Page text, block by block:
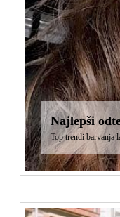
Najlepši
Top trendi barvanja